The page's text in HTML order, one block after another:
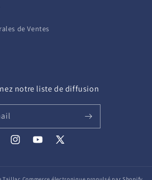
de Ventes
notre liste de diffusion
InstagramYouTube
X